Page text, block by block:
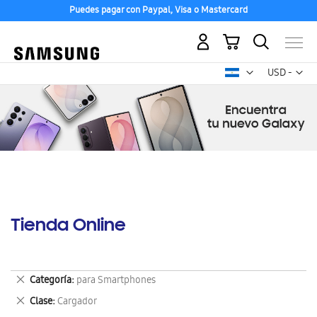
Puedes pagar con Paypal, Visa o Mastercard
USD -
dólar
Mi carrito
Tienda Online
Categoría para Smartphones
Eliminar
este
artículo
Clase Cargador
Eliminar